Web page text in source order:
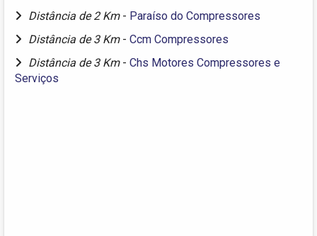
Distância de 2 Km - Paraíso do Compressores
Distância de 3 Km - Ccm Compressores
Distância de 3 Km - Chs Motores Compressores e
Serviços